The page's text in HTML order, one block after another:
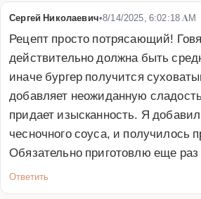
Сергей Николаевич•8/14/2025, 6:02:18 AM
Рецепт просто потрясающий!
действительно должна быть
иначе бургер получится
добавляет неожиданную
придает изысканность. Я
чесночного соуса, и получилось
Обязательно приготовлю еще
Ответить